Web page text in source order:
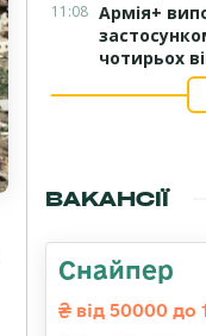
11:08 Армія+
чотирьох
ВАКАНСІЇ
Снайпер
від 50000 до